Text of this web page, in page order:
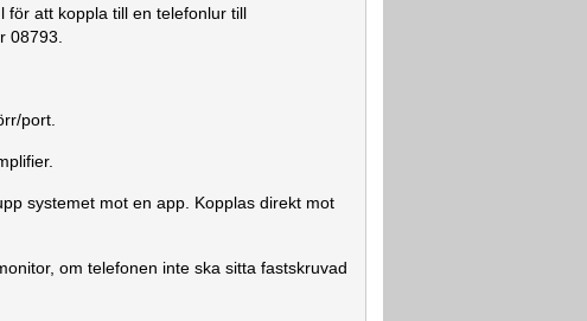
för att koppla till en telefonlur till
08793.
port.
systemet mot en app. Kopplas direkt mot
om telefonen inte ska sitta fastskruvad